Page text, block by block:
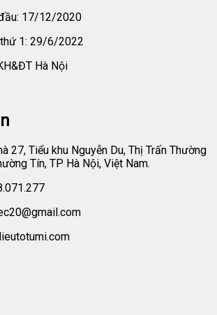
17/12/2020
1: 29/6/2022
Hà Nội
27, Tiểu khu Nguyễn Du, Thị Trấn Thường
Tín, TP Hà Nội, Việt Nam.